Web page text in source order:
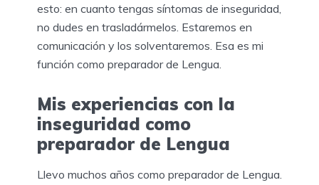
esto: en cuanto tengas síntomas de inseguridad,
no dudes en trasladármelos. Estaremos en
comunicación y los solventaremos. Esa es mi
función como preparador de Lengua.
Mis experiencias con la
inseguridad como
preparador de Lengua
Llevo muchos años como preparador de Lengua.